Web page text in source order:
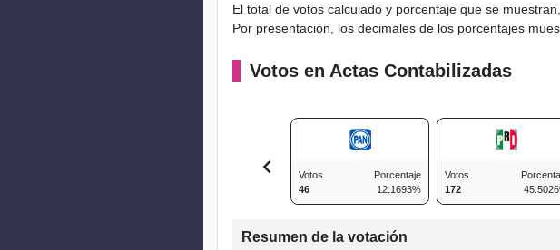
El total de votos calculado y porcentaje que se
Por presentación, los decimales de los porcentajes
Votos en Actas Contabilizadas
Votos
46
Porcentaje
12.1693%
Votos
172
Resumen de la votación